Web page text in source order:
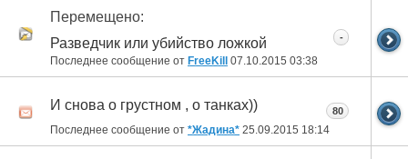
Перемещено:
Разведчик или убийство ложкой
Последнее сообщение от FreeKill 07.10.2015 03:38
-
И снова о грустном , о танках))
Последнее сообщение от *Жадина* 25.09.2015 18:14
80